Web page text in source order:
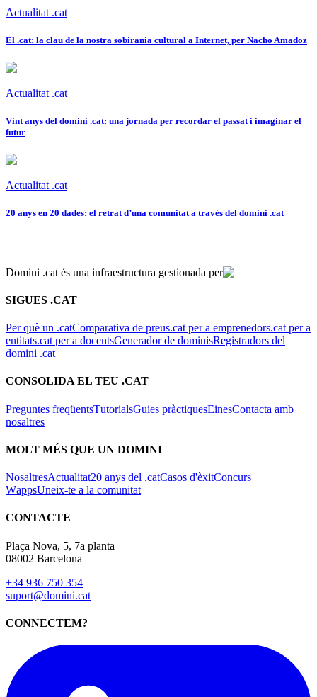
Actualitat .cat
El .cat: la clau de la nostra sobirania cultural a Internet, per Nacho Amadoz
Actualitat .cat
Vint anys del domini .cat: una jornada per recordar el passat i imaginar el
futur
Actualitat .cat
20 anys en 20 dades: el retrat d’una comunitat a través del domini .cat
Domini .cat és una infraestructura gestionada per
SIGUES .CAT
Per què un .catComparativa de preus.cat per a emprenedors.cat per a
entitats.cat per a docentsGenerador de dominisRegistradors del
domini .cat
CONSOLIDA EL TEU .CAT
Preguntes freqüentsTutorialsGuies pràctiquesEinesContacta amb
nosaltres
MOLT MÉS QUE UN DOMINI
NosaltresActualitat20 anys del .catCasos d'èxitConcurs
WappsUneix-te a la comunitat
CONTACTE
Plaça Nova, 5, 7a planta
08002 Barcelona
+34 936 750 354
suport@domini.cat
CONNECTEM?